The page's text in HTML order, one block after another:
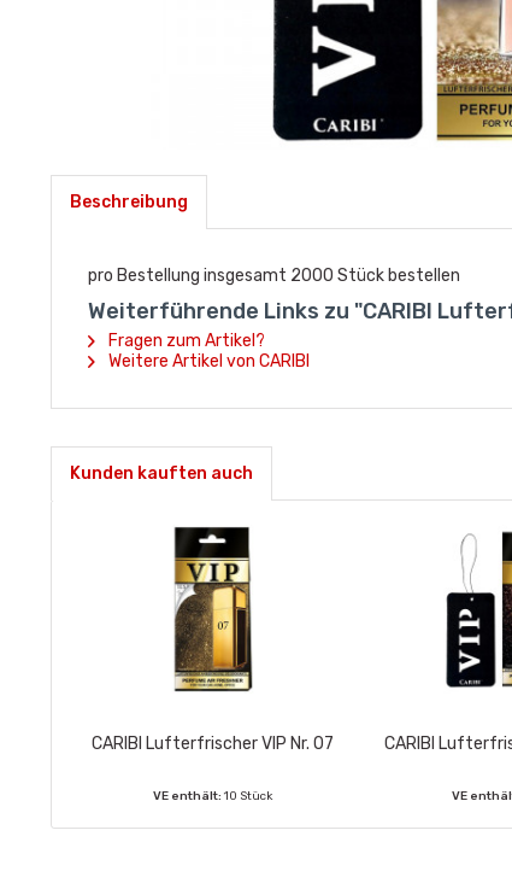
Beschreibung
pro Bestellung insgesamt 2000 Stück bestellen
Weiterführende Links zu "CARIBI
Fragen zum Artikel?
Weitere Artikel von CARIBI
Kunden kauften auch
CARIBI Lufterfrischer VIP Nr. 07
VE enthält:10 Stück
CARIBI
VE